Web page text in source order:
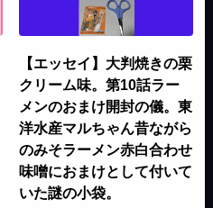
【エッセイ】大判焼きの栗
クリーム味。第10話ラー
メンのおまけ開封の儀。東
洋水産マルちゃん昔ながら
のみそラーメン赤白合わせ
味噌におまけとして付いて
いた謎の小袋。